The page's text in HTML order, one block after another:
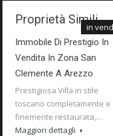
Proprietà Simili
in
Immobile Di Prestigio In
Vendita In Zona San
Clemente A Arezzo
Prestigiosa Villa in stile
toscano completamente e
finemente restaurata,…
Maggiori dettagli